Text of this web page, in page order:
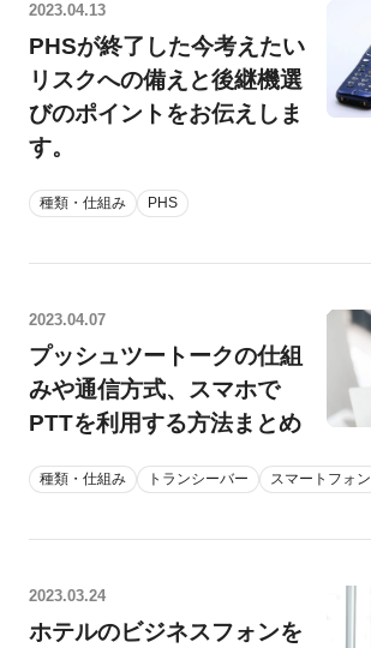
2023.04.13
PHSが終了した今考えたい
リスクへの備えと後継機選
びのポイントをお伝えしま
す。
種類・仕組み PHS
2023.04.07
プッシュツートークの仕組
みや通信方式、スマホで
PTTを利用する方法まとめ
種類・仕組み トランシーバー スマートフォン
2023.03.24
ホテルのビジネスフォンを